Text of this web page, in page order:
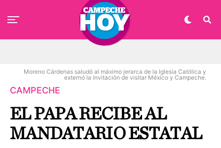
Moreno Cárdenas saludó al máximo jerarca de la Iglesia Católica y
externó la invitación de visitar México y Campeche.
CAMPECHE
EL PAPA RECIBE AL
MANDATARIO ESTATAL